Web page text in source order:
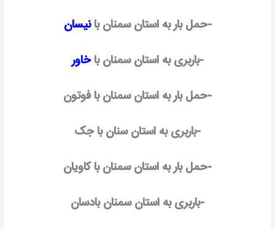
-حمل بار به استان سمنان بانیسان
-باربری به استان سمنان باخاور
-حمل بار به استان سمنان با فوتون
-باربری به استان سنان با جک
-حمل بار به استان سمنان با کاویان
-باربری به استان سمنان بادسان